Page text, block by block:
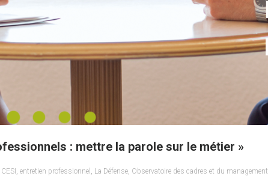
: mettre la parole sur le métier »
CESI , entretien professionnel , La Défense, Observatoire des cadres et du management